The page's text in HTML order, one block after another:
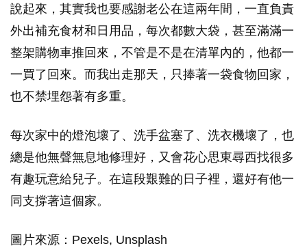
說起來，其實我也要感謝老公在這兩年間，一直負責
外出補充食材和日用品，每次都數大袋，甚至滿滿一
整架購物車推回來，不管是不是在清單內的，他都一
一買了回來。而我出走那天，只捧著一袋食物回家，
也不禁埋怨著有多重。
每次家中的燈泡壞了、洗手盆塞了、洗衣機壞了，也
總是他無聲無息地修理好，又會花心思東尋西找很多
有趣玩意給兒子。在這段艱難的日子裡，還好有他一
同支撐著這個家。
圖片來源：Pexels, Unsplash